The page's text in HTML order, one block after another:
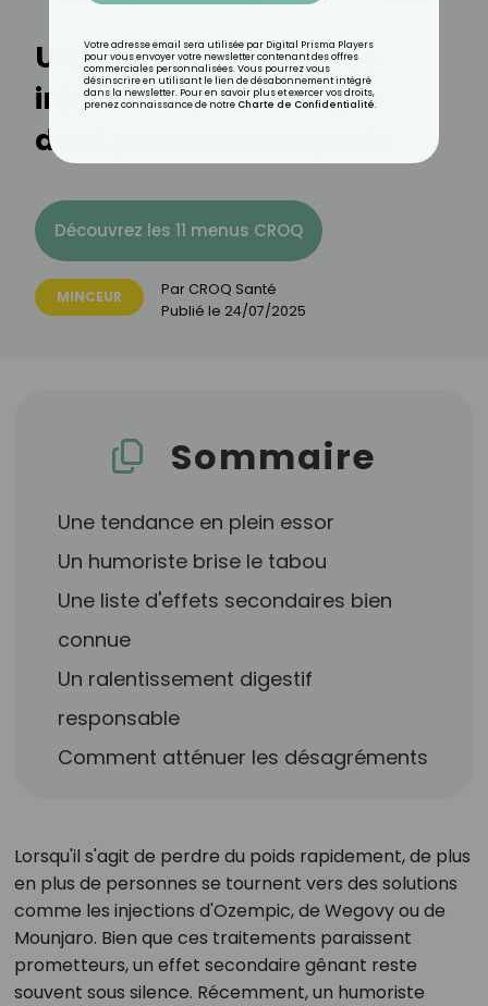
Un effet inattendu des
injections pour maigrir
dont personne ne parle
Découvrez les 11 menus CROQ
MINCEUR Par CROQ Santé
Publié le 24/07/2025
Sommaire
Une tendance en plein essor
Un humoriste brise le tabou
Une liste d'effets secondaires bien
connue
Un ralentissement digestif
responsable
Comment atténuer les désagréments
Lorsqu'il s'agit de perdre du poids rapidement, de plus
en plus de personnes se tournent vers des solutions
comme les injections d'Ozempic, de Wegovy ou de
Mounjaro. Bien que ces traitements paraissent
prometteurs, un effet secondaire gênant reste
souvent sous silence. Récemment, un humoriste
Votre adresse email sera utilisée par Digital Prisma Players
pour vous envoyer votre newsletter contenant des offres
commerciales personnalisées. Vous pourrez vous
désinscrire en utilisant le lien de désabonnement intégré
dans la newsletter. Pour en savoir plus et exercer vos droits,
prenez connaissance de notre Charte de Confidentialité.